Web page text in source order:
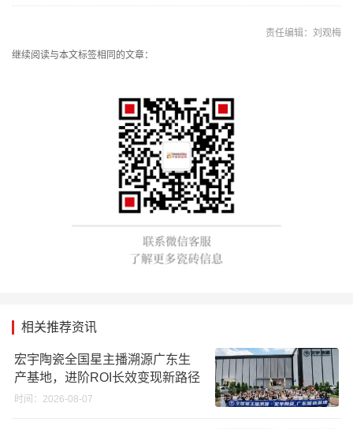
责任编辑：刘观梅
继续阅读与本文标签相同的文章：
相关推荐资讯
宏宇陶瓷全国星主播溯源广东生
产基地，进阶ROI长效变现新路径
时间：2026-08-07